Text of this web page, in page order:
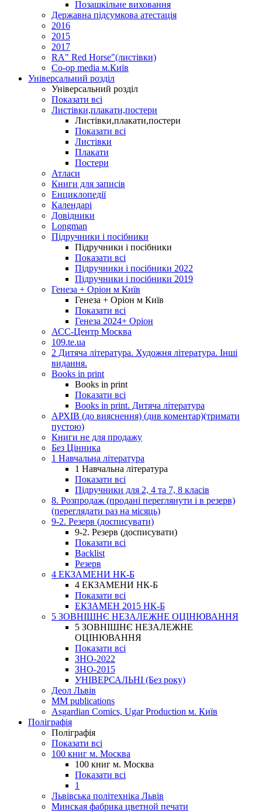
Позашкільне виховання
Державна підсумкова атестація
2016
2015
2017
RA" Red Horse"(листівки)
Co-op media м.Київ
Універсальний розділ
Універсальний розділ
Показати всі
Листівки,плакати,постери
Листівки,плакати,постери
Показати всі
Листівки
Плакати
Постери
Атласи
Книги для записів
Енциклопедії
Календарі
Довідники
Longman
Підручники і посібники
Підручники і посібники
Показати всі
Підручники і посібники 2022
Підручники і посібники 2019
Генеза + Оріон м Київ
Генеза + Оріон м Київ
Показати всі
Генеза 2024+ Оріон
АСС-Центр Москва
109.te.ua
2 Дитяча література. Художня література. Інші
видання.
Books in print
Books in print
Показати всі
Books in print. Дитяча література
АРХІВ (до вияснення) (див коментар)(тримати
пустою)
Книги не для продажу
Без Цінника
1 Навчальна література
1 Навчальна література
Показати всі
Підручники для 2, 4 та 7, 8 класів
8. Розпродаж (продані переглянути і в резерв)
(переглядати раз на місяць)
9-2. Резерв (досписувати)
9-2. Резерв (досписувати)
Показати всі
Backlist
Резерв
4 ЕКЗАМЕНИ НК-Б
4 ЕКЗАМЕНИ НК-Б
Показати всі
ЕКЗАМЕН 2015 НК-Б
5 ЗОВНІШНЄ НЕЗАЛЕЖНЕ ОЦІНЮВАННЯ
5 ЗОВНІШНЄ НЕЗАЛЕЖНЕ
ОЦІНЮВАННЯ
Показати всі
ЗНО-2022
ЗНО-2015
УНІВЕРСАЛЬНІ (Без року)
Деол Львів
MM publications
Asgardian Comics, Ugar Production м. Київ
Поліграфія
Поліграфія
Показати всі
100 книг м. Москва
100 книг м. Москва
Показати всі
1
Львівська політехніка Львів
Минская фабрика цветной печати